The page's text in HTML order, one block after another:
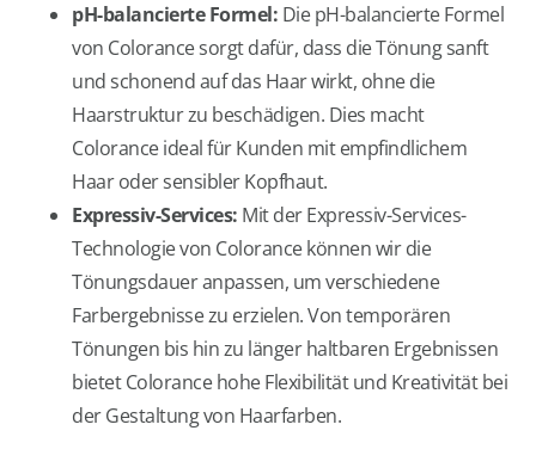
pH-balancierte Formel: Die pH-balancierte Formel
von Colorance sorgt dafür, dass die Tönung sanft
und schonend auf das Haar wirkt, ohne die
Haarstruktur zu beschädigen. Dies macht
Colorance ideal für Kunden mit empfindlichem
Haar oder sensibler Kopfhaut.
Expressiv-Services: Mit der Expressiv-Services-
Technologie von Colorance können wir die
Tönungsdauer anpassen, um verschiedene
Farbergebnisse zu erzielen. Von temporären
Tönungen bis hin zu länger haltbaren Ergebnissen
bietet Colorance hohe Flexibilität und Kreativität bei
der Gestaltung von Haarfarben.